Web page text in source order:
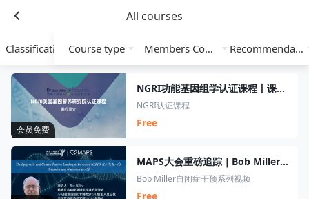
All courses
Classification Course type Members Course Recommendation
会员免费
NGRI功能基因组学认证课程丨课程简介
NGRI认证课程
Free
MAPS大会重磅追踪｜Bob Miller自闭症干预系列视频
Bob Miller自闭症干预系列视频
Free